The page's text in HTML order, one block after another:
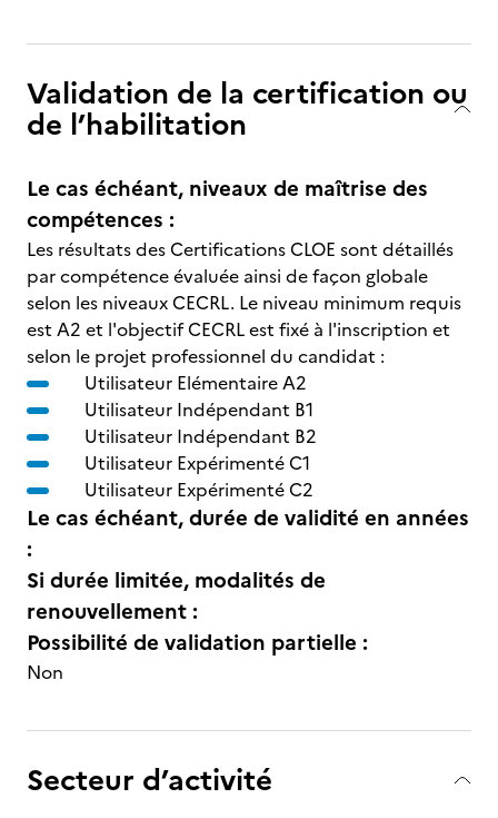
Validation de la certification ou
de l’habilitation
Le cas échéant, niveaux de maîtrise des
compétences :
Les résultats des Certifications CLOE sont détaillés
par compétence évaluée ainsi de façon globale
selon les niveaux CECRL. Le niveau minimum requis
est A2 et l'objectif CECRL est fixé à l'inscription et
selon le projet professionnel du candidat :
Utilisateur Elémentaire A2
Utilisateur Indépendant B1
Utilisateur Indépendant B2
Utilisateur Expérimenté C1
Utilisateur Expérimenté C2
Le cas échéant, durée de validité en années
:
Si durée limitée, modalités de
renouvellement :
Possibilité de validation partielle :
Non
Secteur d’activité